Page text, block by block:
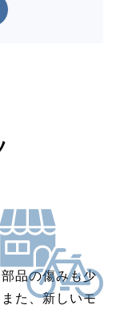
品の傷みも少
た、新しいモ